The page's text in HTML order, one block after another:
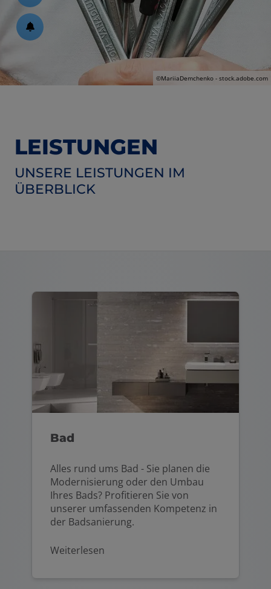
©MariiaDemchenko - stock.adobe.com
LEISTUNGEN
UNSERE LEISTUNGEN IM
ÜBERBLICK
Bad
Alles rund ums Bad - Sie planen die
Modernisierung oder den Umbau
Ihres Bads? Profitieren Sie von
unserer umfassenden Kompetenz in
der Badsanierung.
Weiterlesen